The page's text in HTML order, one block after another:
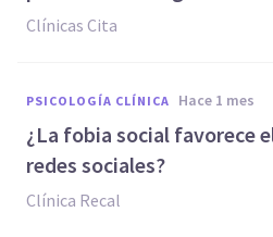
Clínicas Cita
PSICOLOGÍA CLÍNICA hace 1 mes
¿La fobia social favorece
redes sociales?
Clínica Recal